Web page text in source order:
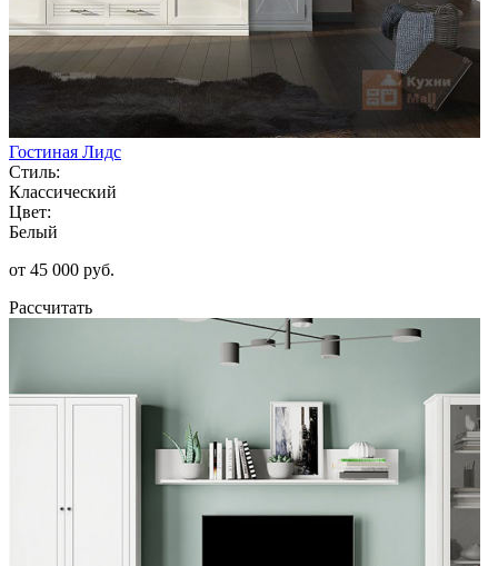
Гостиная Лидс
Стиль:
Классический
Цвет:
Белый
от 45 000 руб.
Рассчитать